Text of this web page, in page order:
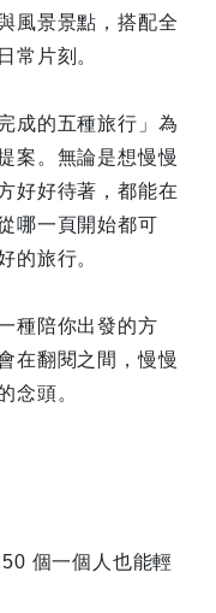
風景景點，搭配全
常片刻。
成的五種旅行」為
案。無論是想慢慢
好好待著，都能在
哪一頁開始都可
的旅行。
種陪你出發的方
在翻閱之間，慢慢
念頭。
個一個人也能輕